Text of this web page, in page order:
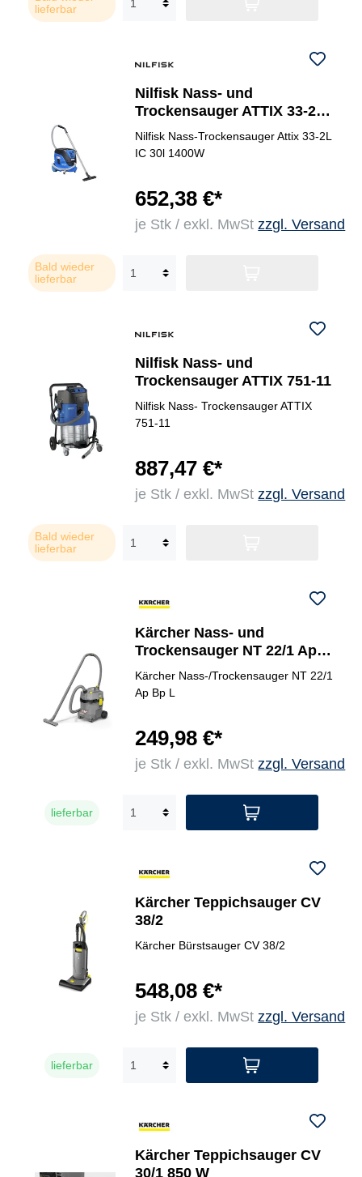
lieferbar
Nilfisk Nass- und
Trockensauger ATTIX 33-2L
IC
Nilfisk Nass-Trockensauger Attix 33-2L
IC 30l 1400W
652,38 €*
je Stk / exkl. MwStzzgl. Versand
Bald wieder
lieferbar
Nilfisk Nass- und
Trockensauger ATTIX 751-11
Nilfisk Nass- Trockensauger ATTIX
751-11
887,47 €*
je Stk / exkl. MwStzzgl. Versand
Bald wieder
lieferbar
Kärcher Nass- und
Trockensauger NT 22/1 Ap
Bp L Zubehör erforderlich
Kärcher Nass-/Trockensauger NT 22/1
Ap Bp L
249,98 €*
je Stk / exkl. MwStzzgl. Versand
lieferbar
Kärcher Teppichsauger CV
38/2
Kärcher Bürstsauger CV 38/2
548,08 €*
je Stk / exkl. MwStzzgl. Versand
lieferbar
Kärcher Teppichsauger CV
30/1 850 W